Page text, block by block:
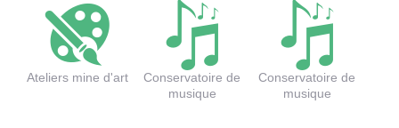
Ateliers mine d'art
Conservatoire de
musique
Conservatoire de
musique